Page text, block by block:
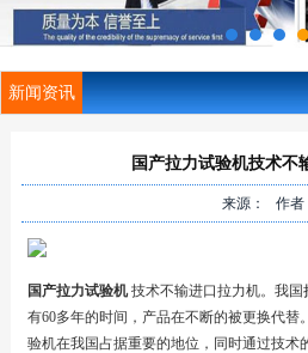
新闻资讯
国产拉力试验机技术不
来源： 作者
国产拉力试验机技术不输进口拉力机。我国
有60多年的时间，产品在不断的被更换代替
验机在我国占据重要的地位，同时通过技术